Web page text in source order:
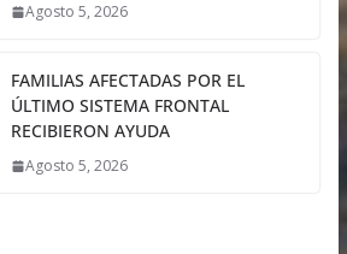
Agosto 5, 2026
FAMILIAS AFECTADAS POR EL
ÚLTIMO SISTEMA FRONTAL
RECIBIERON AYUDA
Agosto 5, 2026